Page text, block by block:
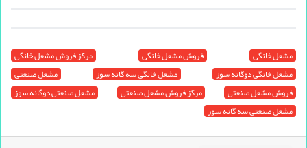
مشعل خانگی فروش مشعل خانگی
مرکز فروش مشعل خانگی
مشعل خانگی دوگانه سوز
مشعل خانگی سه گانه سوز
مشعل صنعتی
فروش مشعل صنعتی
مرکز فروش مشعل صنعتی
مشعل صنعتی دوگانه سوز
مشعل صنعتی سه گانه سوز